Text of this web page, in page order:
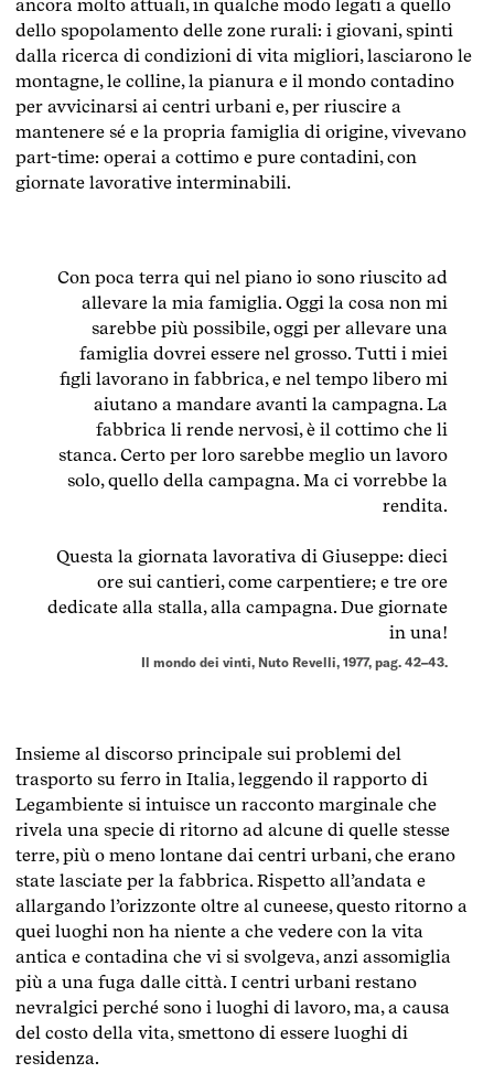
ancora molto attuali, in qualche modo legati a quello
dello spopolamento delle zone rurali: i giovani, spinti
dalla ricerca di condizioni di vita migliori, lasciarono le
montagne, le colline, la pianura e il mondo contadino
per avvicinarsi ai centri urbani e, per riuscire a
mantenere sé e la propria famiglia di origine, vivevano
part-time: operai a cottimo e pure contadini, con
giornate lavorative interminabili.
Con poca terra qui nel piano io sono riuscito ad
allevare la mia famiglia. Oggi la cosa non mi
sarebbe più possibile, oggi per allevare una
famiglia dovrei essere nel grosso. Tutti i miei
figli lavorano in fabbrica, e nel tempo libero mi
aiutano a mandare avanti la campagna. La
fabbrica li rende nervosi, è il cottimo che li
stanca. Certo per loro sarebbe meglio un lavoro
solo, quello della campagna. Ma ci vorrebbe la
rendita.
Questa la giornata lavorativa di Giuseppe: dieci
ore sui cantieri, come carpentiere; e tre ore
dedicate alla stalla, alla campagna. Due giornate
in una!
Il mondo dei vinti, Nuto Revelli, 1977, pag. 42–43.
Insieme al discorso principale sui problemi del
trasporto su ferro in Italia, leggendo il rapporto di
Legambiente si intuisce un racconto marginale che
rivela una specie di ritorno ad alcune di quelle stesse
terre, più o meno lontane dai centri urbani, che erano
state lasciate per la fabbrica. Rispetto all’andata e
allargando l’orizzonte oltre al cuneese, questo ritorno a
quei luoghi non ha niente a che vedere con la vita
antica e contadina che vi si svolgeva, anzi assomiglia
più a una fuga dalle città. I centri urbani restano
nevralgici perché sono i luoghi di lavoro, ma, a causa
del costo della vita, smettono di essere luoghi di
residenza.